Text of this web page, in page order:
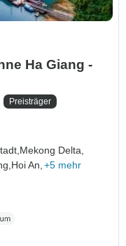
Ha Giang -
Preisträger
Mekong Delta,
Hoi An, +5 mehr